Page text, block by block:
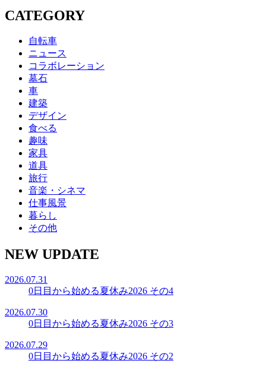
CATEGORY
自転車
ニュース
コラボレーション
墓石
車
建築
デザイン
食べる
趣味
家具
道具
旅行
音楽・シネマ
仕事風景
暮らし
その他
NEW UPDATE
2026.07.31
0日目から始める夏休み2026 その4
2026.07.30
0日目から始める夏休み2026 その3
2026.07.29
0日目から始める夏休み2026 その2